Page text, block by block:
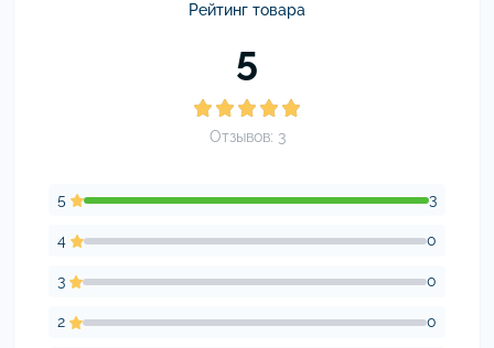
Рейтинг товара
5
Отзывов: 3
5 3
4 0
3 0
2 0